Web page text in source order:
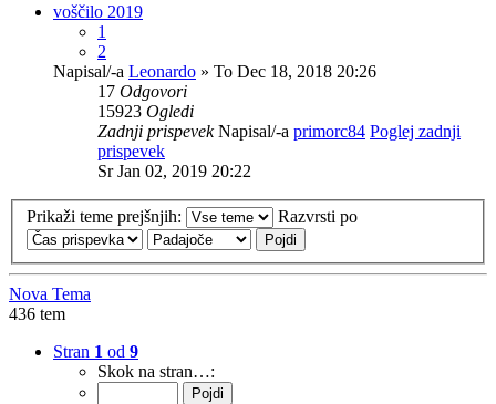
voščilo 2019
1
2
Napisal/-a Leonardo » To Dec 18, 2018 20:26
17 Odgovori
15923 Ogledi
Zadnji prispevekNapisal/-a primorc84 Poglej zadnji
prispevek
Sr Jan 02, 2019 20:22
Prikaži teme prejšnjih: Razvrsti po
Nova Tema
436 tem
Stran 1 od 9
Skok na stran…: